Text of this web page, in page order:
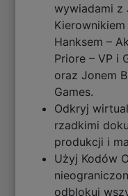
wywiadami z
Hanksem –
Priore – VP i
oraz Jonem
Games.
Odkryj
rzadkimi
produkcji i
Użyj Kodów
odblokuj